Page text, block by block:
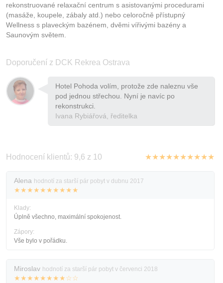
rekonstruované relaxační centrum s asistovanými procedurami
(masáže, koupele, zábaly atd.) nebo celoročně přístupný
Wellness s plaveckým bazénem, dvěmi vířivými bazény a
Saunovým světem.
Doporučení z DCK Rekrea Ostrava
Hotel Pohoda volím, protože zde naleznu vše
pod jednou střechou. Nyní je navíc po
rekonstrukci.
Ivana Rybiářová, ředitelka
Hodnocení klientů: 9,6 z 10 ★★★★★★★★★★
Alena hodnotí za starší pár pobyt v dubnu 2017
★★★★★★★★★★
Klady:
Úplně všechno, maximální spokojenost.
Zápory:
Vše bylo v pořádku.
Miroslav hodnotí za starší pár pobyt v červenci 2018
★★★★★★★★☆☆